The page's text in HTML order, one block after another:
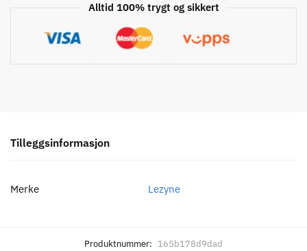
Alltid 100% trygt og sikkert
Tilleggsinformasjon
Merke Lezyne
Produktnummer: 165b178d9dad